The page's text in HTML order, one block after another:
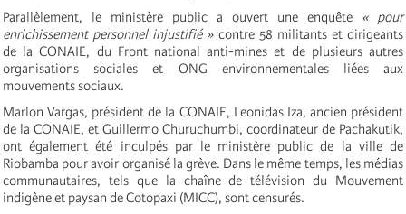
Parallèlement, le ministère public a ouvert une enquête « pour
enrichissement personnel injustifié »contre 58 militants et dirigeants
de la CONAIE, du Front national anti-mines et de plusieurs autres
organisations sociales et ONG environnementales liées aux
mouvements sociaux.
Marlon Vargas, président de la CONAIE, Leonidas Iza, ancien président
de la CONAIE, et Guillermo Churuchumbi, coordinateur de Pachakutik,
ont également été inculpés par le ministère public de la ville de
Riobamba pour avoir organisé la grève. Dans le même temps, les médias
communautaires, tels que la chaîne de télévision du Mouvement
indigène et paysan de Cotopaxi (MICC), sont censurés.